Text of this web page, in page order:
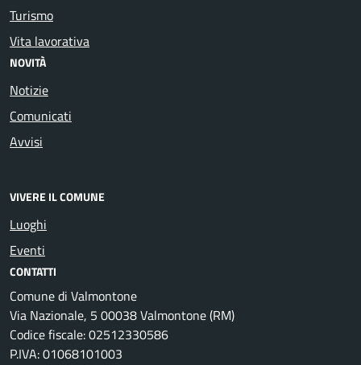
Turismo
Vita lavorativa
NOVITÀ
Notizie
Comunicati
Avvisi
VIVERE IL COMUNE
Luoghi
Eventi
CONTATTI
Comune di Valmontone
Via Nazionale, 5 00038 Valmontone (RM)
Codice fiscale: 02512330586
P.IVA: 01068101003